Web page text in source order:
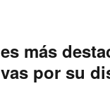
más
por su